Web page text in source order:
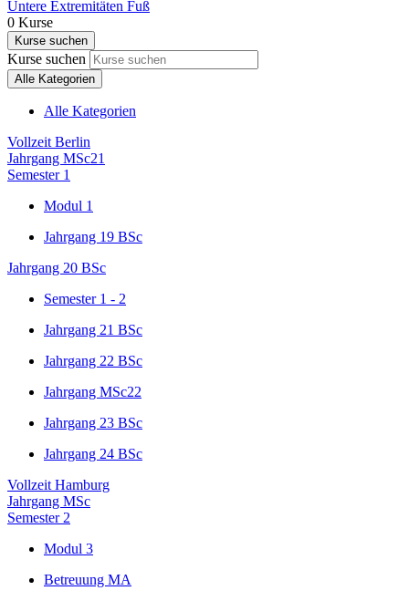
Untere Extremitäten Fuß
0 Kurse
Kurse suchen
Kurse suchen
Alle Kategorien
Alle Kategorien
Vollzeit Berlin
Jahrgang MSc21
Semester 1
Modul 1
Jahrgang 19 BSc
Jahrgang 20 BSc
Semester 1 - 2
Jahrgang 21 BSc
Jahrgang 22 BSc
Jahrgang MSc22
Jahrgang 23 BSc
Jahrgang 24 BSc
Vollzeit Hamburg
Jahrgang MSc
Semester 2
Modul 3
Betreuung MA